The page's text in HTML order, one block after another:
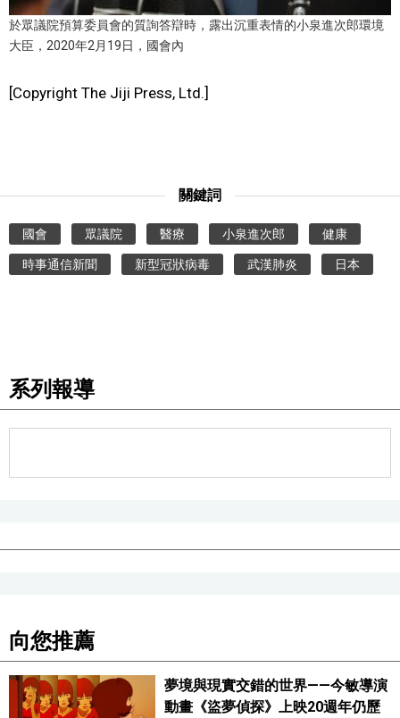
語言
東京
於眾議院預算委員會的質詢答辯時，露出沉重表情的小泉進次郎環境
大臣，2020年2月19日，國會內
[Copyright The Jiji Press, Ltd.]
關鍵詞
國會 眾議院 醫療 小泉進次郎 健康
時事通信新聞 新型冠狀病毒 武漢肺炎 日本
系列報導
向您推薦
夢境與現實交錯的世界——今敏導演
動畫《盜夢偵探》上映20週年仍歷